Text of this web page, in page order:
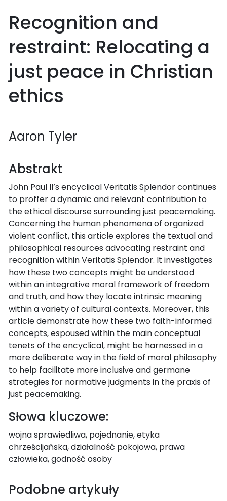
Recognition and
restraint: Relocating a
just peace in Christian
ethics
Aaron Tyler
Abstrakt
John Paul II’s encyclical Veritatis Splendor continues
to proffer a dynamic and relevant contribution to
the ethical discourse surrounding just peacemaking.
Concerning the human phenomena of organized
violent conflict, this article explores the textual and
philosophical resources advocating restraint and
recognition within Veritatis Splendor. It investigates
how these two concepts might be understood
within an integrative moral framework of freedom
and truth, and how they locate intrinsic meaning
within a variety of cultural contexts. Moreover, this
article demonstrate how these two faith-informed
concepts, espoused within the main conceptual
tenets of the encyclical, might be harnessed in a
more deliberate way in the field of moral philosophy
to help facilitate more inclusive and germane
strategies for normative judgments in the praxis of
just peacemaking.
Słowa kluczowe:
wojna sprawiedliwa, pojednanie, etyka
chrześcijańska, działalność pokojowa, prawa
człowieka, godność osoby
Podobne artykuły